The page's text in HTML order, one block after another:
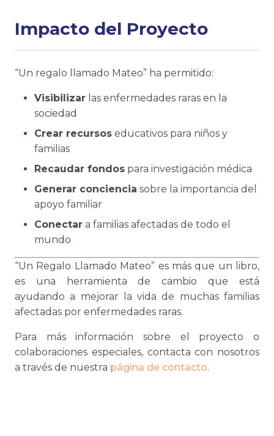
Impacto del Proyecto
“Un regalo llamado Mateo” ha permitido:
Visibilizar las enfermedades raras en la
sociedad
Crear recursos educativos para niños y
familias
Recaudar fondos para investigación médica
Generar conciencia sobre la importancia del
apoyo familiar
Conectar a familias afectadas de todo el
mundo
“Un Regalo Llamado Mateo” es más que un libro,
es una herramienta de cambio que está
ayudando a mejorar la vida de muchas familias
afectadas por enfermedades raras.
Para más información sobre el proyecto o
colaboraciones especiales, contacta con nosotros
a través de nuestra página de contacto.